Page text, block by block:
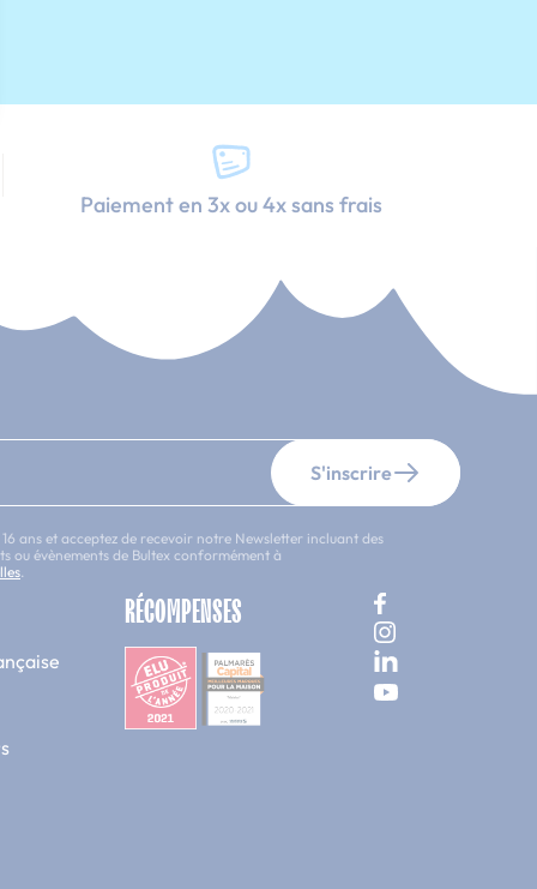
chimiques
enfant.
pour un lit simple et
passe partout,
. Elle est très utilisée
1 place et
ultra confort
2 personnes qui n’ont
Paiement en 3x ou 4x sans frais
S'inscrire
ans et acceptez de recevoir notre Newsletter incluant des
ou évènements de Bultex conformément à
RÉCOMPENSES